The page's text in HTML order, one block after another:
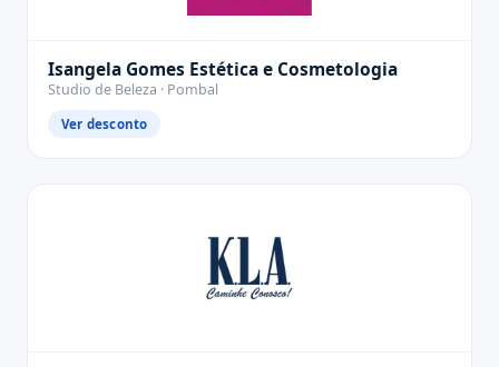
Isangela Gomes Estética e Cosmetologia
Studio de Beleza · Pombal
Ver desconto